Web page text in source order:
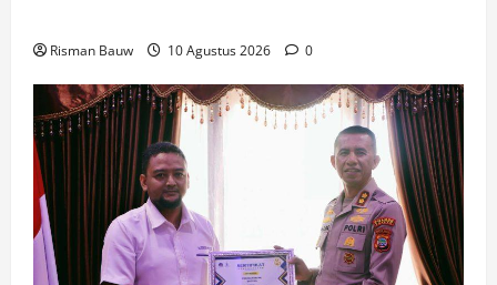
Risman Bauw 10 Agustus 2026 0